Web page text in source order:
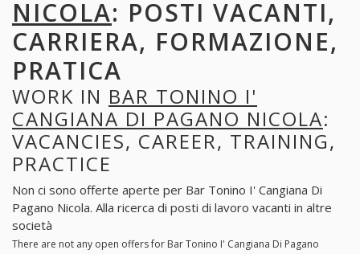
NICOLA: POSTI VACANTI,
CARRIERA, FORMAZIONE,
PRATICA
WORK IN BAR TONINO I'
CANGIANA DI PAGANO NICOLA:
VACANCIES, CAREER, TRAINING,
PRACTICE
Non ci sono offerte aperte per Bar Tonino I' Cangiana Di
Pagano Nicola. Alla ricerca di posti di lavoro vacanti in altre
società
There are not any open offers for Bar Tonino I' Cangiana Di Pagano